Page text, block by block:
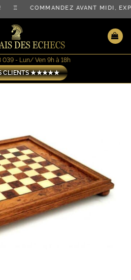
♖ COMMANDEZ AVANT MIDI,
039 - Lun/ Ven 9h à 18h
CLIENTS ★★★★★